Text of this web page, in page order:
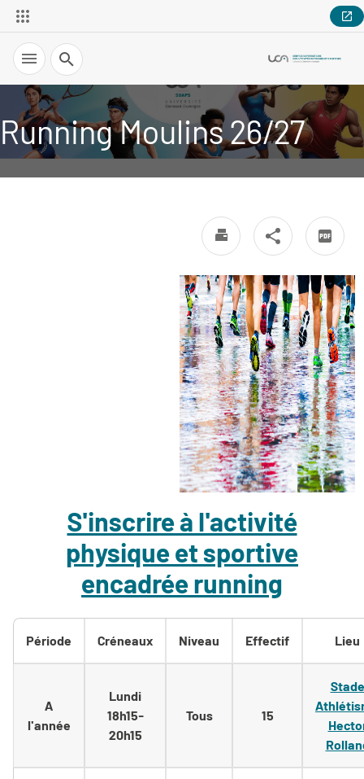
Recherche
Running Moulins 26/27
S'inscrire à l'activité
physique et sportive
encadrée running
Période Créneaux Niveau Effectif Lieu
A
l'année
Lundi
18h15-
20h15
Tous 15
Stade